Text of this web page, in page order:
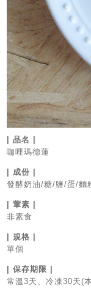
| 品名 |
咖哩瑪德蓮
| 成份 |
發酵奶油/糖/鹽/蛋/麵
| 葷素 |
非素食
| 規格 |
單個
| 保存期限 |
常溫3天、冷凍30天(